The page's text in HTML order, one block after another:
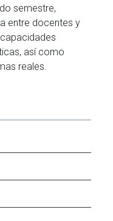
semestre,
entre docentes y
así como
reales.